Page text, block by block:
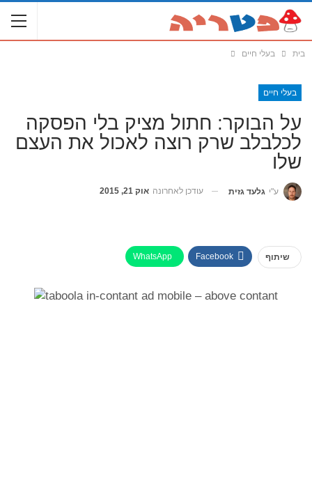
בית בעלי חיים
בעלי חיים
על הבוקר: חתול מציק בלי הפסקה
לכלבלב שרק רוצה לאכול את העצם
שלו
ע"י גלעד גזית עודכן לאחרונה אוק 21, 2015
שיתוף Facebook
WhatsApp